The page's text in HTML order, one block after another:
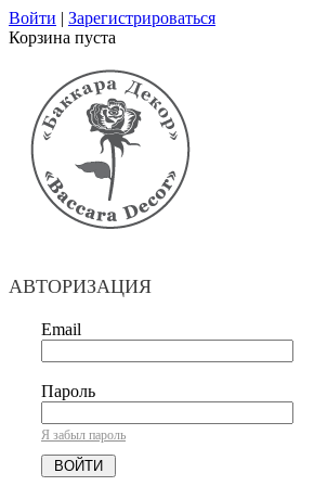
Войти | Зарегистрироваться
Корзина пуста
АВТОРИЗАЦИЯ
Email
Пароль
Я забыл пароль